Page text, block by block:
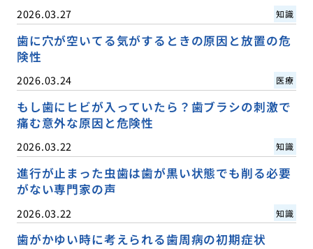
2026.03.27 知識
歯に穴が空いてる気がするときの原因と放置の危
険性
2026.03.24 医療
もし歯にヒビが入っていたら？歯ブラシの刺激で
痛む意外な原因と危険性
2026.03.22 知識
進行が止まった虫歯は歯が黒い状態でも削る必要
がない専門家の声
2026.03.22 知識
歯がかゆい時に考えられる歯周病の初期症状